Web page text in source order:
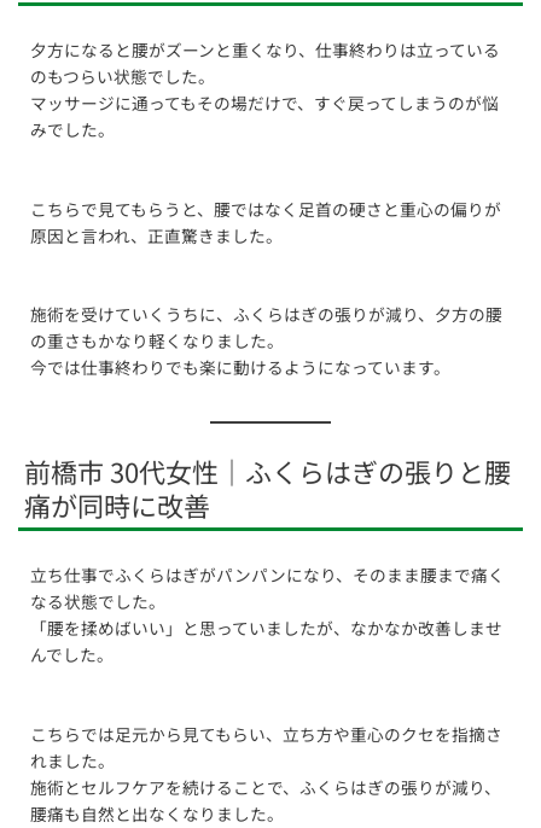
夕方になると腰がズーンと重くなり、仕事終わりは立っている
のもつらい状態でした。
マッサージに通ってもその場だけで、すぐ戻ってしまうのが悩
みでした。
こちらで見てもらうと、腰ではなく足首の硬さと重心の偏りが
原因と言われ、正直驚きました。
施術を受けていくうちに、ふくらはぎの張りが減り、夕方の腰
の重さもかなり軽くなりました。
今では仕事終わりでも楽に動けるようになっています。
前橋市 30代女性｜ふくらはぎの張りと腰
痛が同時に改善
立ち仕事でふくらはぎがパンパンになり、そのまま腰まで痛く
なる状態でした。
「腰を揉めばいい」と思っていましたが、なかなか改善しませ
んでした。
こちらでは足元から見てもらい、立ち方や重心のクセを指摘さ
れました。
施術とセルフケアを続けることで、ふくらはぎの張りが減り、
腰痛も自然と出なくなりました。